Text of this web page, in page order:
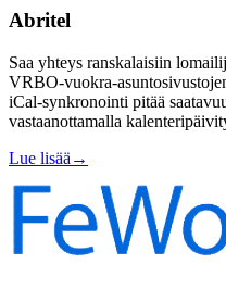
Abritel
Saa yhteys ranskalaisiin
VRBO-vuokra-
iCal-synkronointi pitää
vastaanottamalla
Lue lisää →